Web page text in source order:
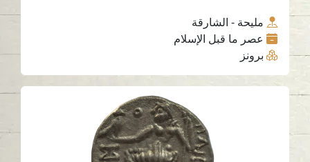
مليحة - الشارقة
عصر ما قبل الإسلام
برونز